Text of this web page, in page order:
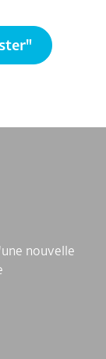
nouvelle